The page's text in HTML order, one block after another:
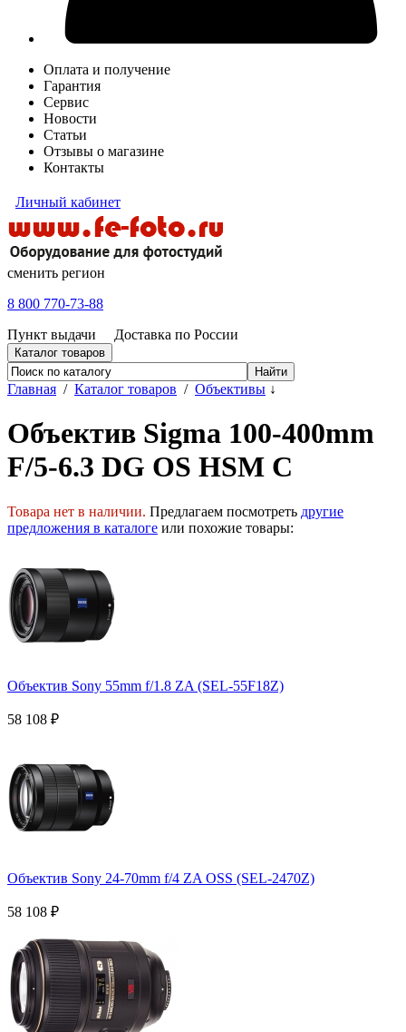
Оплата и получение
Гарантия
Сервис
Новости
Статьи
Отзывы о магазине
Контакты
Личный кабинет
сменить регион
8 800 770-73-88
Пункт выдачи
Доставка по России
Каталог товаров
Главная / Каталог товаров / Объективы ↓
Объектив Sigma 100-400mm
F/5-6.3 DG OS HSM C
Товара нет в наличии. Предлагаем посмотреть другие
предложения в каталоге или похожие товары:
Объектив Sony 55mm f/1.8 ZA (SEL-55F18Z)
58 108 ₽
Объектив Sony 24-70mm f/4 ZA OSS (SEL-2470Z)
58 108 ₽